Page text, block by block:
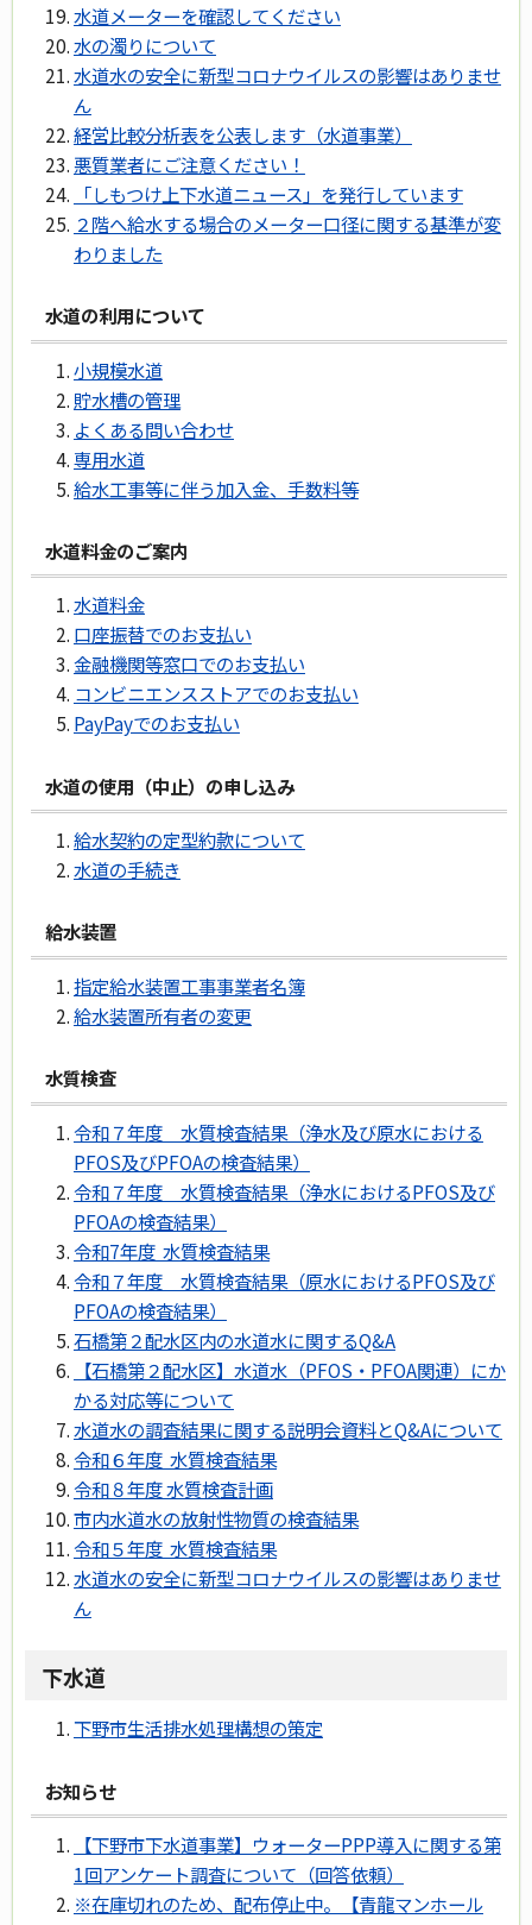
水道メーターを確認してください
水の濁りについて
水道水の安全に新型コロナウイルスの影響はありませ
ん
経営比較分析表を公表します（水道事業）
悪質業者にご注意ください！
「しもつけ上下水道ニュース」を発行しています
２階へ給水する場合のメーター口径に関する基準が変
わりました
水道の利用について
小規模水道
貯水槽の管理
よくある問い合わせ
専用水道
給水工事等に伴う加入金、手数料等
水道料金のご案内
水道料金
口座振替でのお支払い
金融機関等窓口でのお支払い
コンビニエンスストアでのお支払い
PayPayでのお支払い
水道の使用（中止）の申し込み
給水契約の定型約款について
水道の手続き
給水装置
指定給水装置工事事業者名簿
給水装置所有者の変更
水質検査
令和７年度 水質検査結果（浄水及び原水における
PFOS及びPFOAの検査結果）
令和７年度 水質検査結果（浄水におけるPFOS及び
PFOAの検査結果）
令和7年度 水質検査結果
令和７年度 水質検査結果（原水におけるPFOS及び
PFOAの検査結果）
石橋第２配水区内の水道水に関するQ&A
【石橋第２配水区】水道水（PFOS・PFOA関連）にか
かる対応等について
水道水の調査結果に関する説明会資料とQ&Aについて
令和６年度 水質検査結果
令和８年度 水質検査計画
市内水道水の放射性物質の検査結果
令和５年度 水質検査結果
水道水の安全に新型コロナウイルスの影響はありませ
ん
下水道
下野市生活排水処理構想の策定
お知らせ
【下野市下水道事業】ウォーターPPP導入に関する第
1回アンケート調査について（回答依頼）
※在庫切れのため、配布停止中。【青龍マンホール